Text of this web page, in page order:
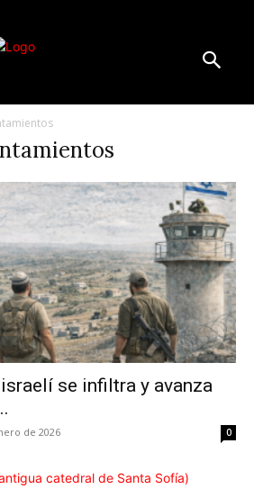
se infiltra y avanza
de 2026 0